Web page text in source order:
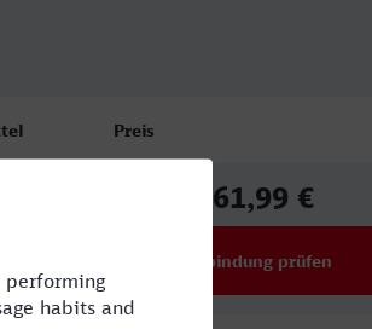
Preis
61,99 €
Verbindung prüfen